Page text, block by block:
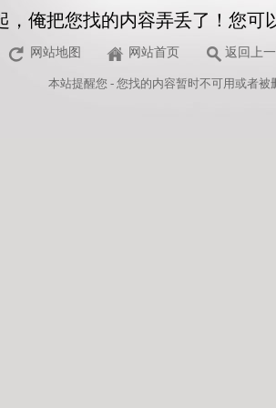
，俺把您找的内容弄丢了！您可
网站地图 网站首页 返回上一
本站提醒您 - 您找的内容暂时不可用或者被